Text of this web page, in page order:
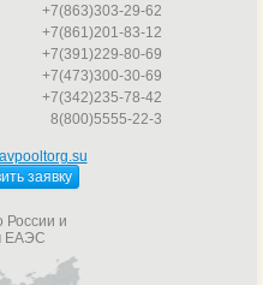
+7(863)303-29-62
+7(861)201-83-12
+7(391)229-80-69
+7(473)300-30-69
+7(342)235-78-42
8(800)5555-22-3
заявку
России и
ЕАЭС